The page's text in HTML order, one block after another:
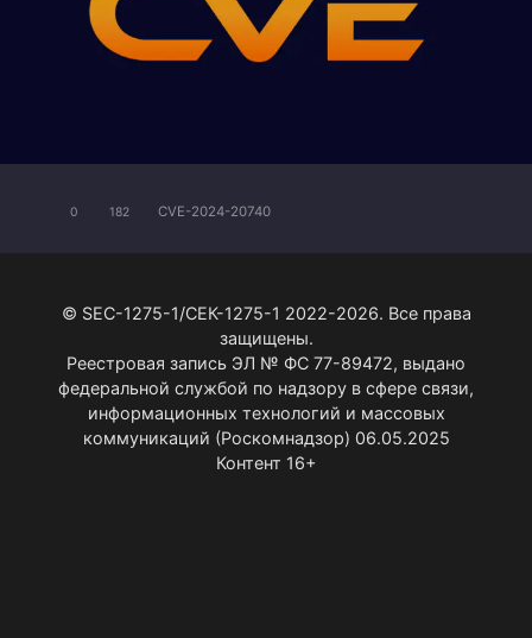
0 182 CVE-2024-20740
© SEC-1275-1/СЕК-1275-1 2022-2026. Все права
защищены.
Реестровая запись ЭЛ № ФС 77-89472, выдано
федеральной службой по надзору в сфере связи,
информационных технологий и массовых
коммуникаций (Роскомнадзор) 06.05.2025
Контент 16+